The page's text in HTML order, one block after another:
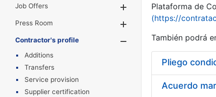
Job Offers
Show/Hide
Press Room
Show/Hide
Contractor's profile
Show/Hide
Additions
Transfers
Service provision
Supplier certification
Plataforma de
(https://
También podrá
Pliego
Acuerdo